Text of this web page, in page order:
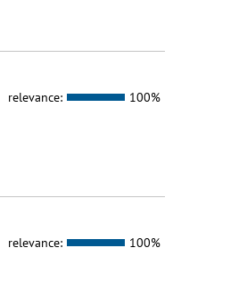
relevance: 100%
relevance: 100%